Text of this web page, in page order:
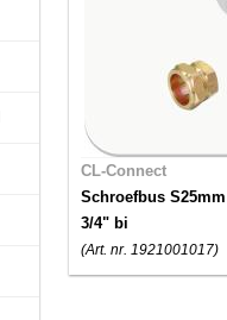
CL-Connect
Schroefbus S25mm
3/4" bi
(Art. nr. 1921001017)